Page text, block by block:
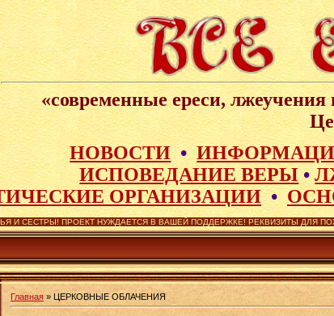
«современные ереси,
НОВОСТИ•
ИСПОВЕДАНИЕ ВЕРЫ•
ОРГАНИЗАЦИИ •
И СЕСТРЫ! ПРОЕКТ НУЖДАЕТСЯ В ВАШЕЙ ПОДДЕРЖКЕ! РЕКВИЗИТЫ ДЛЯ
Главная » ЦЕРКОВНЫЕ ОБЛАЧЕНИЯ